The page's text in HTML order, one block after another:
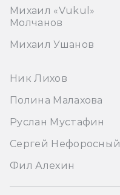
Михаил «Vukul»
Молчанов
Михаил Ушанов
Ник Лихов
Полина Малахова
Руслан Мустафин
Сергей Нефоросный
Фил Алехин